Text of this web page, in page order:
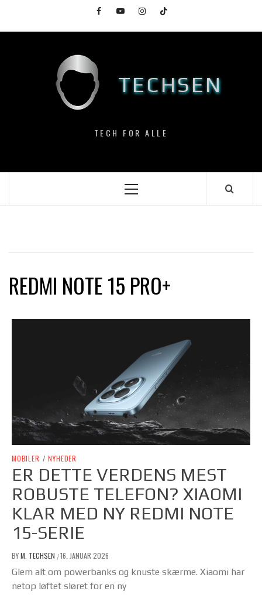
content
FacebookYouTubeInstagramTikTok
TECHSEN
TECH FOR ALLE
Primary
REDMI NOTE 15 PRO+
MOBILER / NYHEDER
ER DETTE VERDENS MEST
ROBUSTE TELEFON? XIAOMI
KLAR MED NY REDMI NOTE
15-SERIE
BYM. TECHSEN /16. JANUAR 2026
Glem alt om powerbanks og knuste skærme. Xiaomi har
netop løftet sløret for en ny